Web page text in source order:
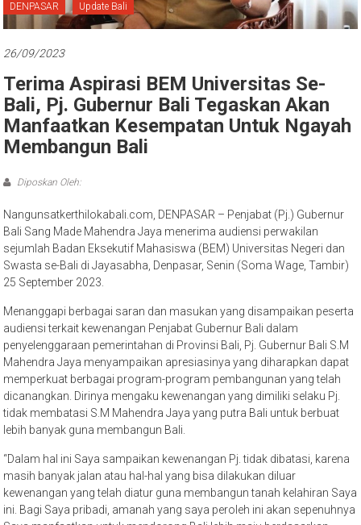
Bali
DENPASAR Update Bali
26/09/2023
Terima Aspirasi BEM Universitas Se-
Bali, Pj. Gubernur Bali Tegaskan Akan
Manfaatkan Kesempatan Untuk Ngayah
Membangun Bali
Diposkan Oleh:
Nangunsatkerthilokabali.com, DENPASAR – Penjabat (Pj.) Gubernur
Bali Sang Made Mahendra Jaya menerima audiensi perwakilan
sejumlah Badan Eksekutif Mahasiswa (BEM) Universitas Negeri dan
Swasta se-Bali di Jayasabha, Denpasar, Senin (Soma Wage, Tambir)
25 September 2023.
Menanggapi berbagai saran dan masukan yang disampaikan peserta
audiensi terkait kewenangan Penjabat Gubernur Bali dalam
penyelenggaraan pemerintahan di Provinsi Bali, Pj. Gubernur Bali S.M
Mahendra Jaya menyampaikan apresiasinya yang diharapkan dapat
memperkuat berbagai program-program pembangunan yang telah
dicanangkan. Dirinya mengaku kewenangan yang dimiliki selaku Pj.
tidak membatasi S.M Mahendra Jaya yang putra Bali untuk berbuat
lebih banyak guna membangun Bali.
“Dalam hal ini Saya sampaikan kewenangan Pj. tidak dibatasi, karena
masih banyak jalan atau hal-hal yang bisa dilakukan diluar
kewenangan yang telah diatur guna membangun tanah kelahiran Saya
ini. Bagi Saya pribadi, amanah yang saya peroleh ini akan sepenuhnya